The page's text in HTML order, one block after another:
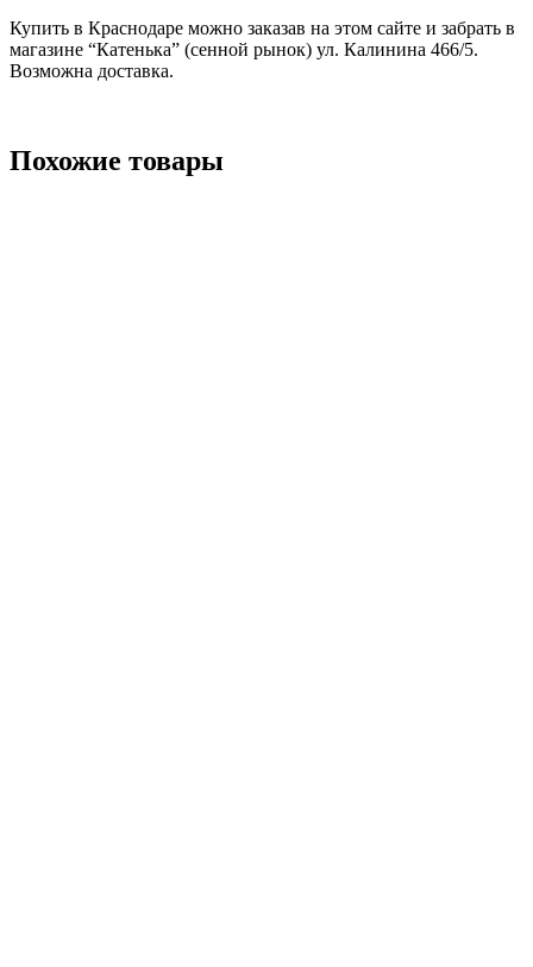
Купить в Краснодаре можно заказав на этом сайте и забрать в
магазине “Катенька” (сенной рынок) ул. Калинина 466/5.
Возможна доставка.
Похожие товары